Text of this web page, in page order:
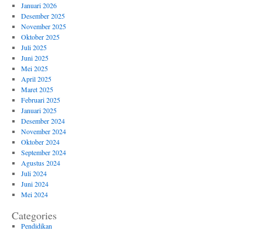
Januari 2026
Desember 2025
November 2025
Oktober 2025
Juli 2025
Juni 2025
Mei 2025
April 2025
Maret 2025
Februari 2025
Januari 2025
Desember 2024
November 2024
Oktober 2024
September 2024
Agustus 2024
Juli 2024
Juni 2024
Mei 2024
Categories
Pendidikan